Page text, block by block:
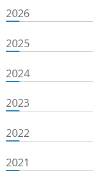
2026
2025
2024
2023
2022
2021